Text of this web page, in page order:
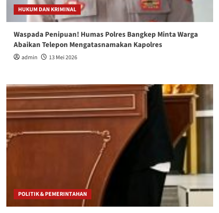
HUKUM DAN KRIMINAL
Waspada Penipuan! Humas Polres Bangkep Minta Warga
Abaikan Telepon Mengatasnamakan Kapolres
admin 13 Mei 2026
POLITIK & PEMERINTAHAN